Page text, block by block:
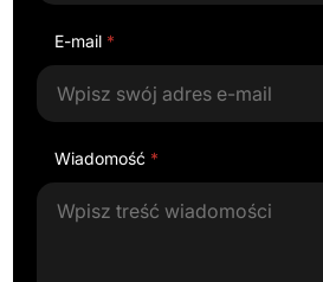
E-mail *
Wiadomość *